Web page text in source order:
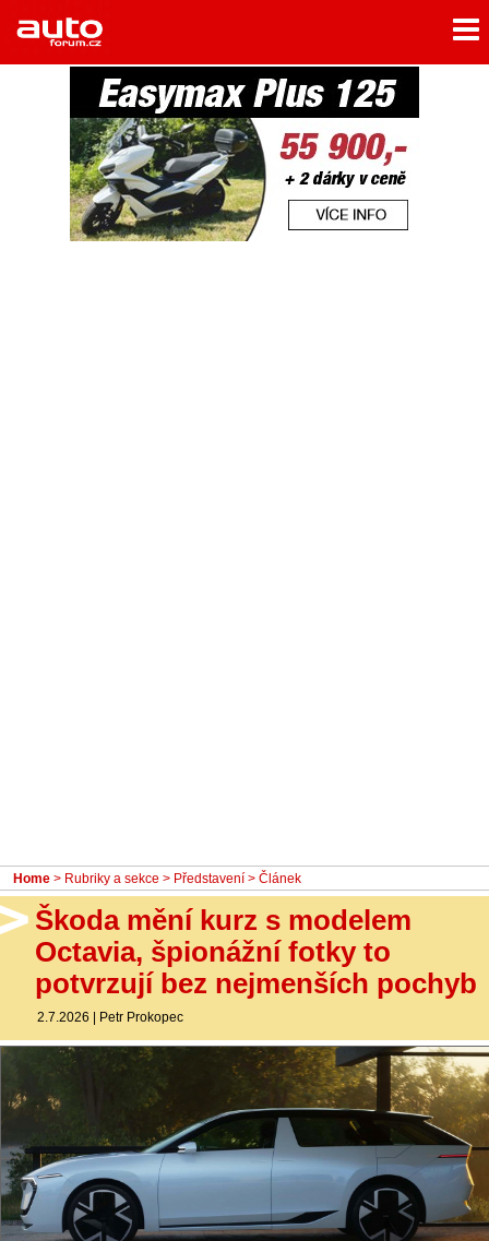
Home
Rubriky
- Jízdní dojmy a další testy
- Bleskovky
Home > Rubriky a sekce > Představení > Článek
Škoda mění kurz s modelem
Octavia, špionážní fotky to
potvrzují bez nejmenších pochyb
2.7.2026 | Petr Prokopec